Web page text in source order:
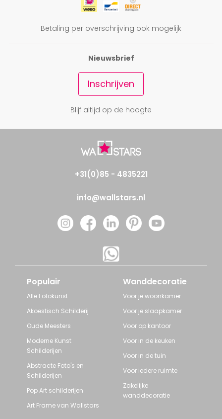
Betaling per overschrijving ook mogelijk
Nieuwsbrief
Inschrijven
Blijf altijd op de hoogte
+31(0)85 - 4835221
info@wallstars.nl
Populair
Alle Fotokunst
Akoestisch Schilderij
Oude Meesters
Moderne Kunst
Schilderijen
Abstracte Foto's en
Schilderijen
Pop Art schilderijen
Art Frame van Wallstars
Wanddecoratie
Voor je woonkamer
Voor je slaapkamer
Voor op kantoor
Voor in de keuken
Voor in de tuin
Voor iedere ruimte
Zakelijke
wanddecoratie